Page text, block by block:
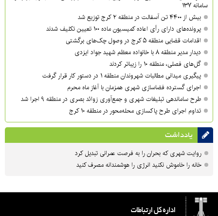
سامانه ۱۳۷
بیش از ۴۴۰۰ تن آسفالت در منطقه ۲ کرج توزیع شد
پرونده‌های دارای رأی اعاده کمیسیون ماده ۱۰۰ تعیین تکلیف شدند
اقدامات قضایی منطقه ۵ کرج در وصول چک‌های برگشتی
دیدار مدیر منطقه ۸ با خانواده معظم شهید جواد ایزدی
گل‌های فصلی، منطقه ۱۰ را زیباتر کردند
پیگیری میدانی مطالبات شهروندان منطقه ۱ در دستور کار قرار گرفت
اجرای گسترده فضاسازی شهری همزمان با آغاز ماه محرم
طرح ساماندهی تبلیغات شهری و جمع‌آوری زوائد بصری در منطقه ۹ اجرا شد
تداوم اجرای طرح پاکسازی محله‌محور در منطقه ۱۰ کرج
یادداشت
روایت شهری که بحران را به فرصت عمرانی تبدیل کرد
خانه را خاموش نکنید انرژی را هوشمندانه مصرف کنید